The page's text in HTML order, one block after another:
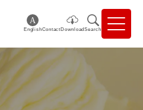
EnglishContact DownloadSearch